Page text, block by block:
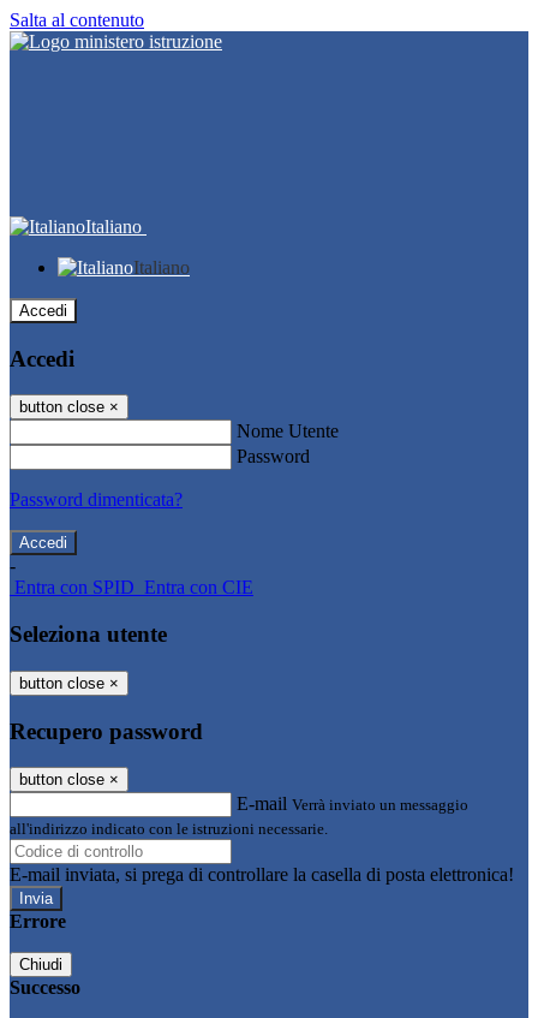
Salta al contenuto
Italiano
Italiano
Accedi
Accedi
button close ×
Nome Utente
Password
Password dimenticata?
-
Entra con SPID Entra con CIE
Seleziona utente
button close ×
Recupero password
button close ×
E-mail Verrà inviato un messaggio
all'indirizzo indicato con le istruzioni necessarie.
E-mail inviata, si prega di controllare la casella di posta elettronica!
Errore
Chiudi
Successo